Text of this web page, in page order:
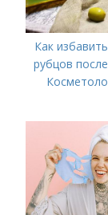
Как
рубцов